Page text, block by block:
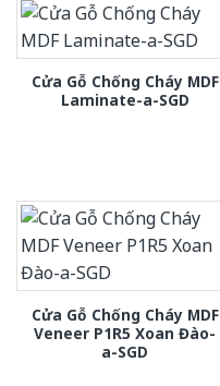
Cửa Gỗ Chống Cháy MDF
Laminate-a-SGD
Cửa Gỗ Chống Cháy MDF
Veneer P1R5 Xoan Đào-
a-SGD